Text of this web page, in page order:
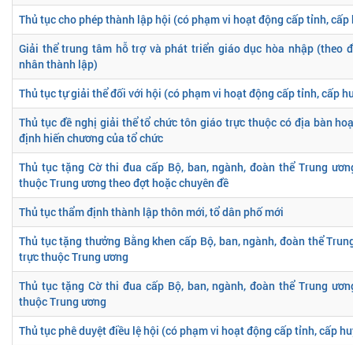
Thủ tục cho phép thành lập hội (có phạm vi hoạt động cấp tỉnh, cấp
Giải thể trung tâm hỗ trợ và phát triển giáo dục hòa nhập (theo
nhân thành lập)
Thủ tục tự giải thể đối với hội (có phạm vi hoạt động cấp tỉnh, cấp
Thủ tục đề nghị giải thể tổ chức tôn giáo trực thuộc có địa bàn
định hiến chương của tổ chức
Thủ tục tặng Cờ thi đua cấp Bộ, ban, ngành, đoàn thể Trung
thuộc Trung ương theo đợt hoặc chuyên đề
Thủ tục thẩm định thành lập thôn mới, tổ dân phố mới
Thủ tục tặng thưởng Bằng khen cấp Bộ, ban, ngành, đoàn thể
trực thuộc Trung ương
Thủ tục tặng Cờ thi đua cấp Bộ, ban, ngành, đoàn thể Trung
thuộc Trung ương
Thủ tục phê duyệt điều lệ hội (có phạm vi hoạt động cấp tỉnh, cấp